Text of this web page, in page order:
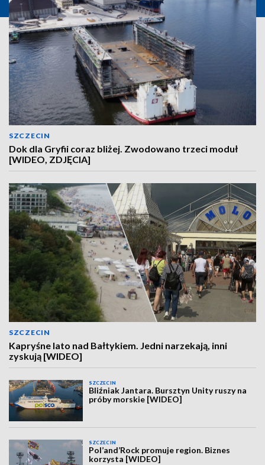
SZCZECIN
Dok dla Gryfii coraz bliżej. Zwodowano trzeci moduł
[WIDEO, ZDJĘCIA]
SZCZECIN
Kapryśne lato nad Bałtykiem. Jedni narzekają, inni
zyskują [WIDEO]
SZCZECIN
Bliźniak Jantara. Bursztyn Unity ruszy na
próby morskie [WIDEO]
SZCZECIN
Pol’and’Rock promuje region. Biznes
korzysta [WIDEO]